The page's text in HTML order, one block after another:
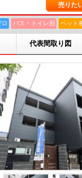
売りた
バス・トイレ別 ペット
代表間取り図